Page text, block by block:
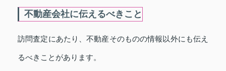
不動産会社に伝えるべきこと
訪問査定にあたり、不動産そのものの情報以外にも伝え
るべきことがあります。